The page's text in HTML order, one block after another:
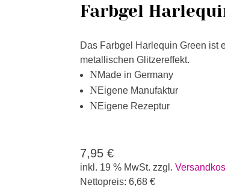
Farbgel
Das Farbgel Harlequin Green ist
metallischen Glitzereffekt.
NMade in Germany
NEigene Manufaktur
NEigene Rezeptur
7,95 €
inkl. 19 % MwSt. zzgl.
Nettopreis: 6,68 €